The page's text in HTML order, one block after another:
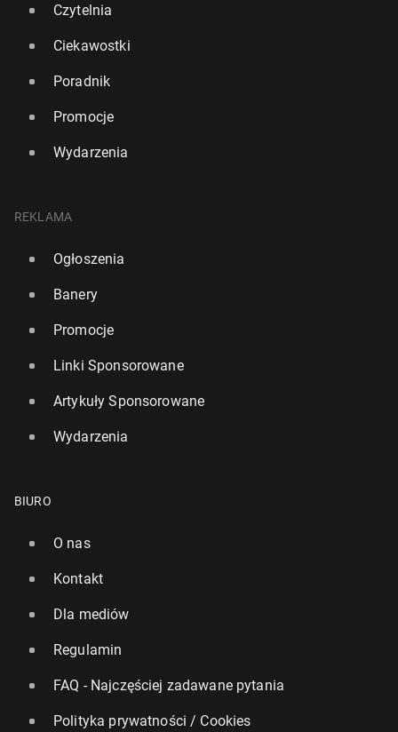
Czytelnia
Ciekawostki
Poradnik
Promocje
Wydarzenia
REKLAMA
Ogłoszenia
Banery
Promocje
Linki Sponsorowane
Artykuły Sponsorowane
Wydarzenia
BIURO
O nas
Kontakt
Dla mediów
Regulamin
FAQ - Najczęściej zadawane pytania
Polityka prywatności / Cookies